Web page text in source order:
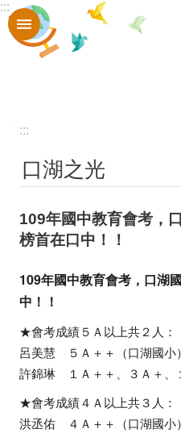
跳到主要內容區塊
進
章
口
中
訊
息
:::
:::
口湖之光
109年國中教育會考，
榜首在口中！！
109年國中教育會考，口湖
中！！
★會考成績５Ａ以上共２人：
呂美慧 ５Ａ＋＋（口湖國小
許錦琳 １Ａ＋＋、３Ａ＋、
★會考成績４Ａ以上共３人：
洪丞佑 ４Ａ＋＋（口湖國小）